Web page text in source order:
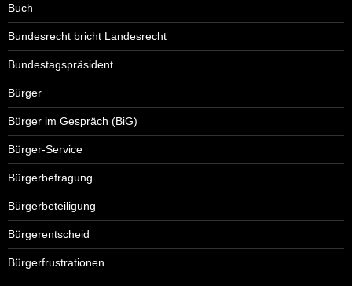
Buch
Bundesrecht bricht Landesrecht
Bundestagspräsident
Bürger
Bürger im Gespräch (BiG)
Bürger-Service
Bürgerbefragung
Bürgerbeteiligung
Bürgerentscheid
Bürgerfrustrationen